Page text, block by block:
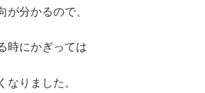
が分かるので、
時にかぎっては
なりました。